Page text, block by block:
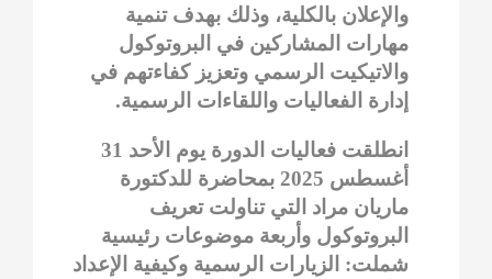
والإعلان بالكلية، وذلك بهدف تنمية
مهارات المشاركين في البروتوكول
والاتيكيت الرسمي وتعزيز كفاءتهم في
إدارة الفعاليات واللقاءات الرسمية.
انطلقت فعاليات الدورة يوم الأحد 31
أغسطس 2025 بمحاضرة للدكتورة
ماريان مراد التي تناولت تعريف
البروتوكول وأربعة موضوعات رئيسية
شملت: الزيارات الرسمية وكيفية الإعداد